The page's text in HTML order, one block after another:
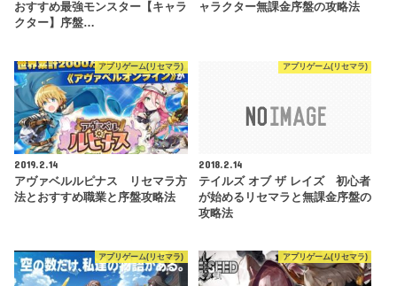
おすすめ最強モンスター【キャラ
クター】序盤…
ャラクター無課金序盤の攻略法
アプリゲーム(リセマラ)
2019.2.14
アヴァベルルピナス リセマラ方
法とおすすめ職業と序盤攻略法
アプリゲーム(リセマラ)
2018.2.14
テイルズ オブ ザ レイズ 初心者
が始めるリセマラと無課金序盤の
攻略法
アプリゲーム(リセマラ) アプリゲーム(リセマラ)